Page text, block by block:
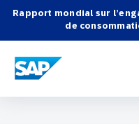
Rapport mondial sur
de
SAP ENGAGEMENT CLOUD